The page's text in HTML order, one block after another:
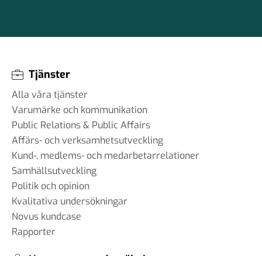
Tjänster
Alla våra tjänster
Varumärke och kommunikation
Public Relations & Public Affairs
Affärs- och verksamhetsutveckling
Kund-, medlems- och medarbetarrelationer
Samhällsutveckling
Politik och opinion
Kvalitativa undersökningar
Novus kundcase
Rapporter